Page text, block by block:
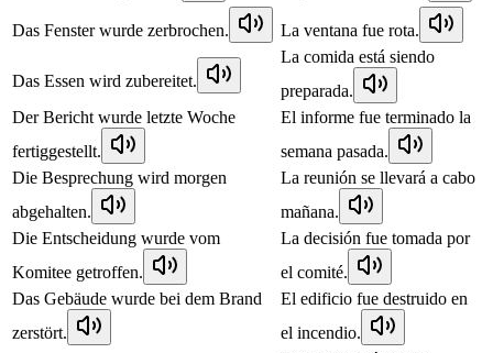
Das Fenster wurde zerbrochen. La ventana fue rota.
Das Essen wird zubereitet.
La comida está siendo
preparada.
Der Bericht wurde letzte Woche
fertiggestellt.
El informe fue terminado la
semana pasada.
Die Besprechung wird morgen
abgehalten.
La reunión se llevará a cabo
mañana.
Die Entscheidung wurde vom
Komitee getroffen.
La decisión fue tomada por
el comité.
Das Gebäude wurde bei dem Brand
zerstört.
El edificio fue destruido en
el incendio.